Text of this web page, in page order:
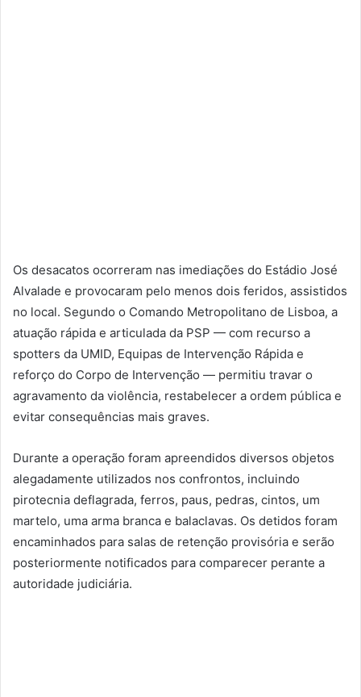
Os desacatos ocorreram nas imediações do Estádio José
Alvalade e provocaram pelo menos dois feridos, assistidos
no local. Segundo o Comando Metropolitano de Lisboa, a
atuação rápida e articulada da PSP — com recurso a
spotters da UMID, Equipas de Intervenção Rápida e
reforço do Corpo de Intervenção — permitiu travar o
agravamento da violência, restabelecer a ordem pública e
evitar consequências mais graves.
Durante a operação foram apreendidos diversos objetos
alegadamente utilizados nos confrontos, incluindo
pirotecnia deflagrada, ferros, paus, pedras, cintos, um
martelo, uma arma branca e balaclavas. Os detidos foram
encaminhados para salas de retenção provisória e serão
posteriormente notificados para comparecer perante a
autoridade judiciária.